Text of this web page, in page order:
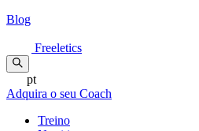
Blog
Freeletics
pt
Adquira o seu Coach
Treino